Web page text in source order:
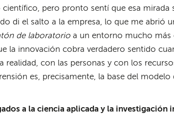
pero pronto sentí que esa mirada
di el salto a la empresa, lo que me abrió
de laboratorio a un entorno mucho más
la innovación cobra verdadero sentido
con las personas y con los
es, precisamente, la base del
a la ciencia aplicada y la investigación